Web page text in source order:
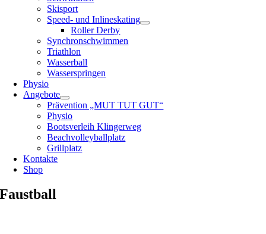
Skisport
Speed- und Inlineskating
Roller Derby
Synchronschwimmen
Triathlon
Wasserball
Wasserspringen
Physio
Angebote
Prävention „MUT TUT GUT“
Physio
Bootsverleih Klingerweg
Beachvolleyballplatz
Grillplatz
Kontakte
Shop
Faustball